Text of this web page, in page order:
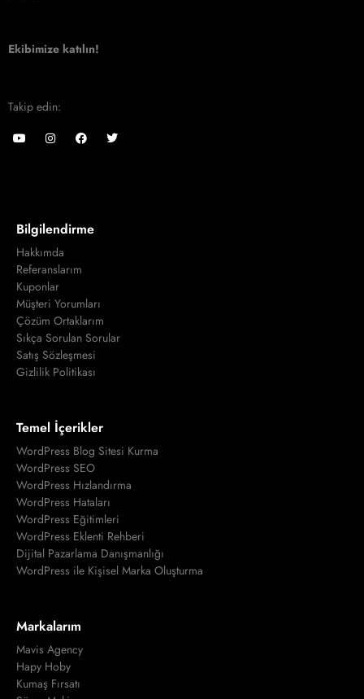
Ekibimize katılın!
Takip edin:
Bilgilendirme
Hakkımda
Referanslarım
Kuponlar
Müşteri Yorumları
Çözüm Ortaklarım
Sıkça Sorulan Sorular
Satış Sözleşmesi
Gizlilik Politikası
Temel İçerikler
WordPress Blog Sitesi Kurma
WordPress SEO
WordPress Hızlandırma
WordPress Hataları
WordPress Eğitimleri
WordPress Eklenti Rehberi
Dijital Pazarlama Danışmanlığı
WordPress ile Kişisel Marka Oluşturma
Markalarım
Mavis Agency
Hapy Hoby
Kumaş Fırsatı